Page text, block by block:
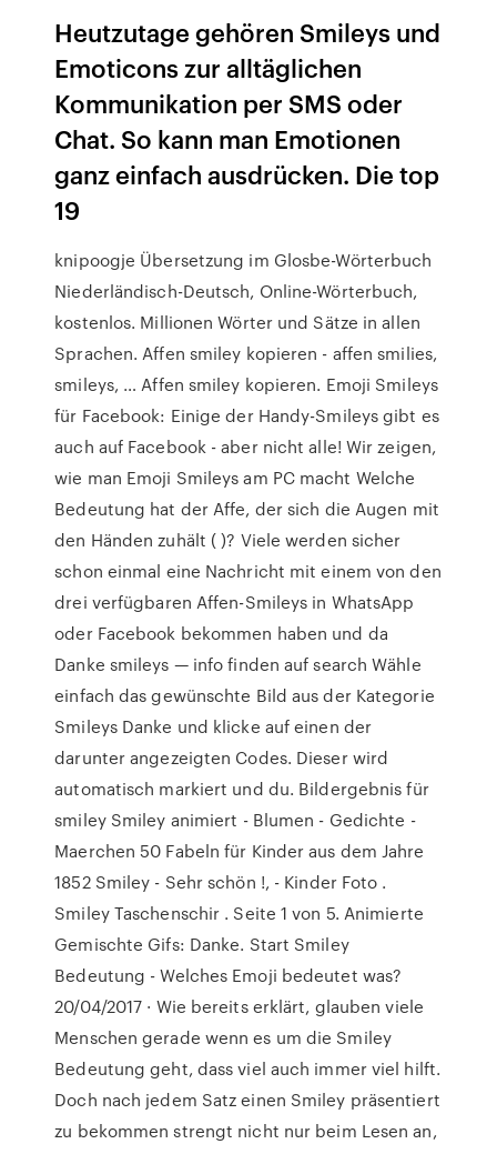
Heutzutage gehören Smileys und
Emoticons zur alltäglichen
Kommunikation per SMS oder
Chat. So kann man Emotionen
ganz einfach ausdrücken. Die top
19
knipoogje Übersetzung im Glosbe-Wörterbuch
Niederländisch-Deutsch, Online-Wörterbuch,
kostenlos. Millionen Wörter und Sätze in allen
Sprachen. Affen smiley kopieren - affen smilies,
smileys, … Affen smiley kopieren. Emoji Smileys
für Facebook: Einige der Handy-Smileys gibt es
auch auf Facebook - aber nicht alle! Wir zeigen,
wie man Emoji Smileys am PC macht Welche
Bedeutung hat der Affe, der sich die Augen mit
den Händen zuhält ( )? Viele werden sicher
schon einmal eine Nachricht mit einem von den
drei verfügbaren Affen-Smileys in WhatsApp
oder Facebook bekommen haben und da
Danke smileys — info finden auf search Wähle
einfach das gewünschte Bild aus der Kategorie
Smileys Danke und klicke auf einen der
darunter angezeigten Codes. Dieser wird
automatisch markiert und du. Bildergebnis für
smiley Smiley animiert - Blumen - Gedichte -
Maerchen 50 Fabeln für Kinder aus dem Jahre
1852 Smiley - Sehr schön !, - Kinder Foto .
Smiley Taschenschir . Seite 1 von 5. Animierte
Gemischte Gifs: Danke. Start Smiley
Bedeutung - Welches Emoji bedeutet was?
20/04/2017 · Wie bereits erklärt, glauben viele
Menschen gerade wenn es um die Smiley
Bedeutung geht, dass viel auch immer viel hilft.
Doch nach jedem Satz einen Smiley präsentiert
zu bekommen strengt nicht nur beim Lesen an,